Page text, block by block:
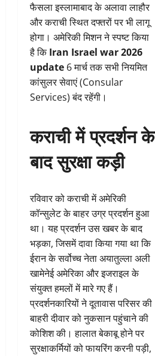
फैसला इस्लामाबाद के अलावा लाहौर
और कराची स्थित दफ्तरों पर भी लागू
होगा। अमेरिकी मिशन ने स्पष्ट किया
है किIran Israel war 2026
update 6 मार्च तक सभी नियमित
कांसुलर सेवाएं (Consular
Services) बंद रहेंगी।
कराची में प्रदर्शन के
बाद सुरक्षा कड़ी
रविवार को कराची में अमेरिकी
कॉन्सुलेट के बाहर उग्र प्रदर्शन हुआ
था। यह प्रदर्शन उस खबर के बाद
भड़का, जिसमें दावा किया गया था कि
ईरान के सर्वोच्च नेता अयातुल्ला अली
खामेनेई अमेरिका और इजराइल के
संयुक्त हमलों में मारे गए हैं।
प्रदर्शनकारियों ने दूतावास परिसर की
बाहरी दीवार को नुकसान पहुंचाने की
कोशिश की। हालात बेकाबू होने पर
सुरक्षाकर्मियों को फायरिंग करनी पड़ी,